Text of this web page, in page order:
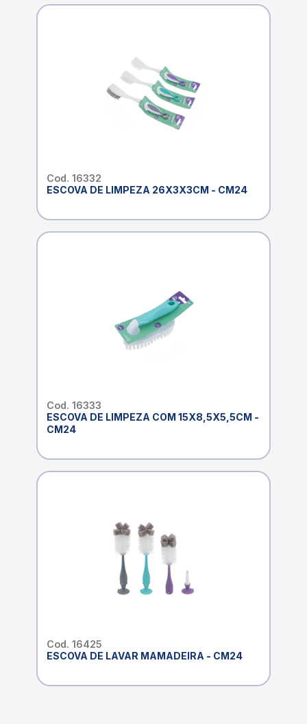
Cod. 16332
ESCOVA DE LIMPEZA 26X3X3CM - CM24
Cod. 16333
ESCOVA DE LIMPEZA COM 15X8,5X5,5CM -
CM24
Cod. 16425
ESCOVA DE LAVAR MAMADEIRA - CM24